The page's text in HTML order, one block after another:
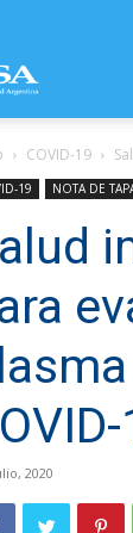
–
Sindical
de
la
COVID-19
19 NOTA DE
2020